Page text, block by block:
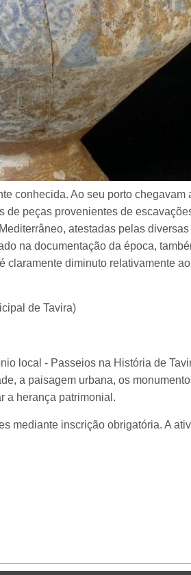
conhecida. Ao seu porto
peças provenientes de
atestadas pelas
na documentação da época,
diminuto relativamente
de Tavira)
local - Passeios na História de
a paisagem urbana, os
a herança patrimonial.
mediante inscrição obrigatória. A